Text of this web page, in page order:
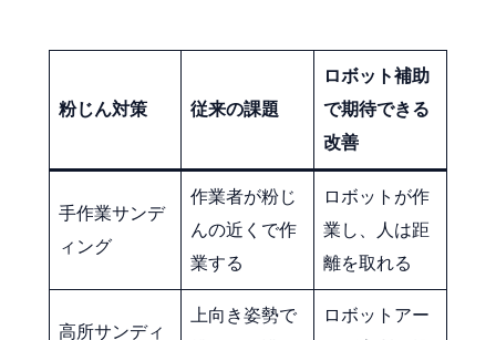
粉じん対策 従来の課題
ロボット補助
で期待できる
改善
手作業サンデ
ィング
作業者が粉じ
んの近くで作
業する
ロボットが作
業し、人は距
離を取れる
高所サンディ
上向き姿勢で
ロボットアー